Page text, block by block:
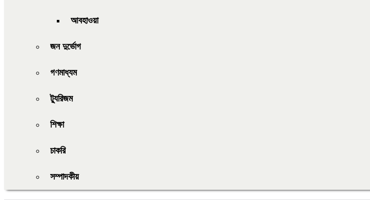
আবহাওয়া
জন দুর্ভোগ
গণমাধ্যম
ট্যুরিজম
শিক্ষা
চাকরি
সম্পাদকীয়